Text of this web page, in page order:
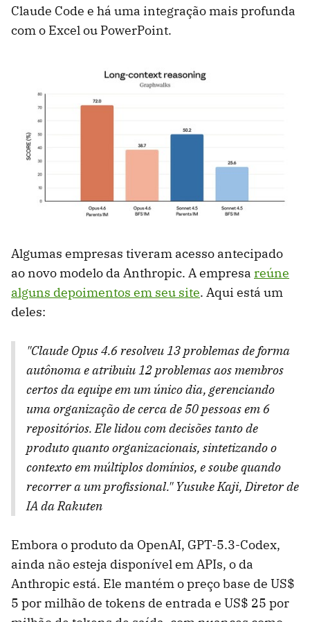
Claude Code e há uma integração mais profunda
com o Excel ou PowerPoint.
Algumas empresas tiveram acesso antecipado
ao novo modelo da Anthropic. A empresa reúne
alguns depoimentos em seu site. Aqui está um
deles:
"Claude Opus 4.6 resolveu 13 problemas de forma
autônoma e atribuiu 12 problemas aos membros
certos da equipe em um único dia, gerenciando
uma organização de cerca de 50 pessoas em 6
repositórios. Ele lidou com decisões tanto de
produto quanto organizacionais, sintetizando o
contexto em múltiplos domínios, e soube quando
recorrer a um profissional." Yusuke Kaji, Diretor de
IA da Rakuten
Embora o produto da OpenAI, GPT-5.3-Codex,
ainda não esteja disponível em APIs, o da
Anthropic está. Ele mantém o preço base de US$
5 por milhão de tokens de entrada e US$ 25 por